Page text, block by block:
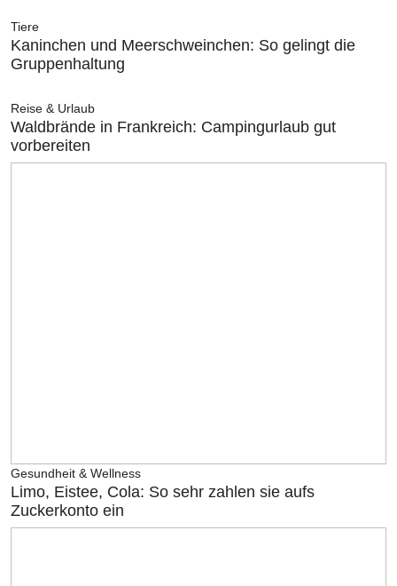
Tiere
Kaninchen und Meerschweinchen: So gelingt die
Gruppenhaltung
Reise & Urlaub
Waldbrände in Frankreich: Campingurlaub gut
vorbereiten
Gesundheit & Wellness
Limo, Eistee, Cola: So sehr zahlen sie aufs
Zuckerkonto ein